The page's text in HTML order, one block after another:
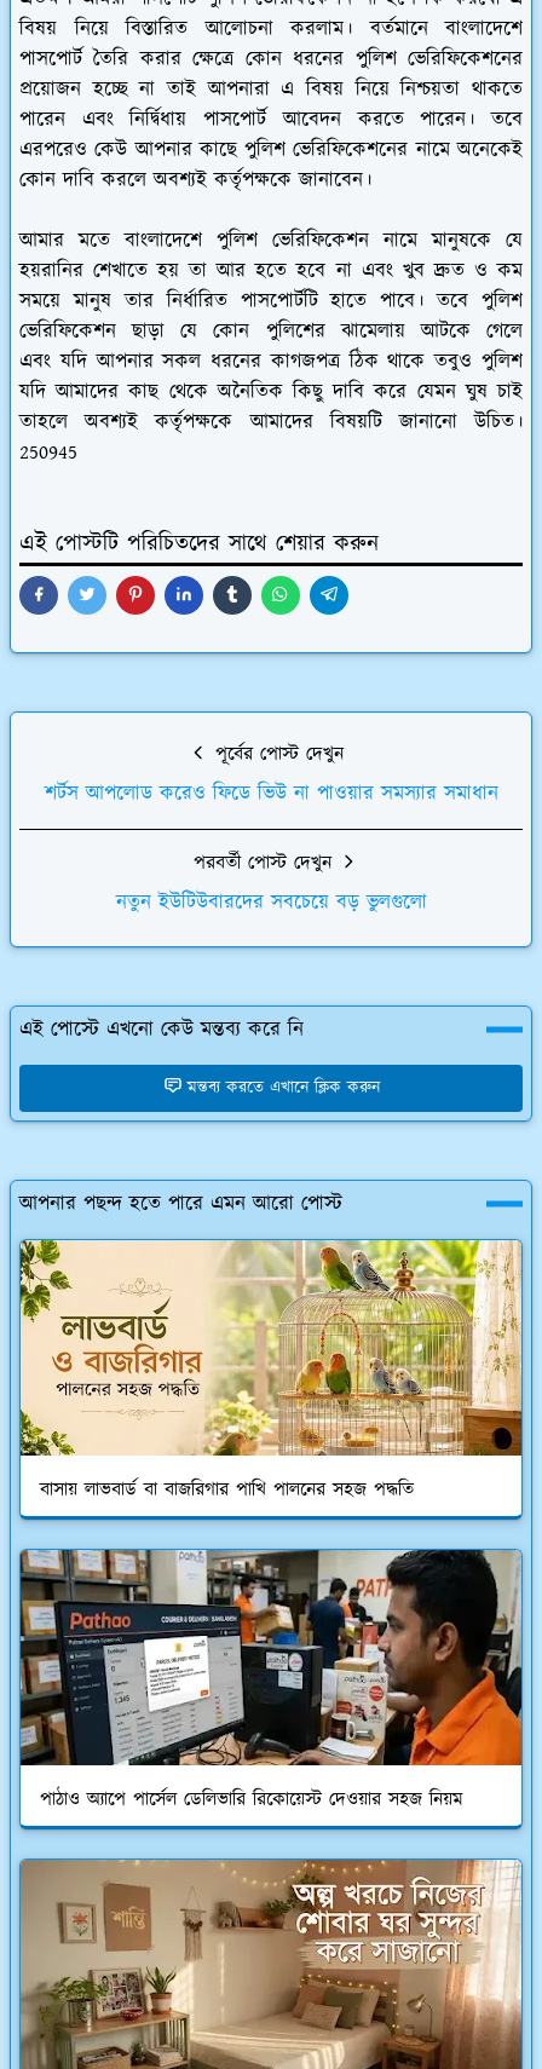
বিষয় নিয়ে বিস্তারিত আলোচনা করলাম। বর্তমানে বাংলাদেশে
পাসপোর্ট তৈরি করার ক্ষেত্রে কোন ধরনের পুলিশ ভেরিফিকেশনের
প্রয়োজন হচ্ছে না তাই আপনারা এ বিষয় নিয়ে নিশ্চয়তা থাকতে
পারেন এবং নির্দ্বিধায় পাসপোর্ট আবেদন করতে পারেন। তবে
এরপরেও কেউ আপনার কাছে পুলিশ ভেরিফিকেশনের নামে অনেকেই
কোন দাবি করলে অবশ্যই কর্তৃপক্ষকে জানাবেন।
আমার মতে বাংলাদেশে পুলিশ ভেরিফিকেশন নামে মানুষকে যে
হয়রানির শেখাতে হয় তা আর হতে হবে না এবং খুব দ্রুত ও কম
সময়ে মানুষ তার নির্ধারিত পাসপোর্টটি হাতে পাবে। তবে পুলিশ
ভেরিফিকেশন ছাড়া যে কোন পুলিশের ঝামেলায় আটকে গেলে
এবং যদি আপনার সকল ধরনের কাগজপত্র ঠিক থাকে তবুও পুলিশ
যদি আমাদের কাছ থেকে অনৈতিক কিছু দাবি করে যেমন ঘুষ চাই
তাহলে অবশ্যই কর্তৃপক্ষকে আমাদের বিষয়টি জানানো উচিত।
250945
এই পোস্টটি পরিচিতদের সাথে শেয়ার করুন
পূর্বের পোস্ট দেখুন
শর্টস আপলোড করেও ফিডে ভিউ না পাওয়ার সমস্যার সমাধান
পরবর্তী পোস্ট দেখুন
নতুন ইউটিউবারদের সবচেয়ে বড় ভুলগুলো
এই পোস্টে এখনো কেউ মন্তব্য করে নি
মন্তব্য করতে এখানে ক্লিক করুন
আপনার পছন্দ হতে পারে এমন আরো পোস্ট
বাসায় লাভবার্ড বা বাজরিগার পাখি পালনের সহজ পদ্ধতি
পাঠাও অ্যাপে পার্সেল ডেলিভারি রিকোয়েস্ট দেওয়ার সহজ নিয়ম